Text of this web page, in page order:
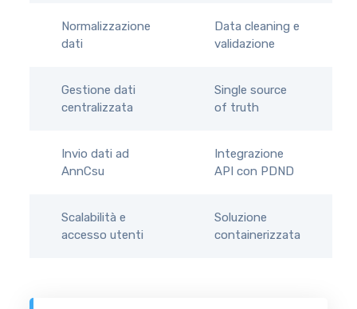
Normalizzazione
dati
Data cleaning e
validazione
Gestione dati
centralizzata
Single source
of truth
Invio dati ad
AnnCsu
Integrazione
API con PDND
Scalabilità e
accesso utenti
Soluzione
containerizzata